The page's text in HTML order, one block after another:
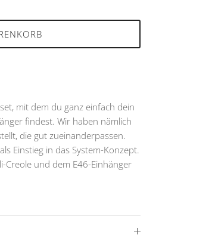
mit dem du ganz einfach dein
findest. Wir haben nämlich
die gut zueinanderpassen.
Einstieg in das System-Konzept.
Creole und dem E46-Einhänger